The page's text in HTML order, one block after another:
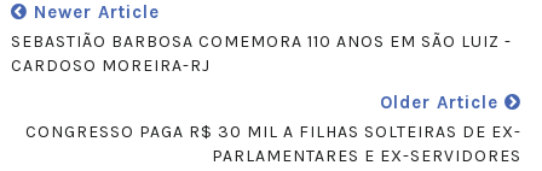
Newer Article
SEBASTIÃO BARBOSA COMEMORA 110 ANOS EM SÃO LUIZ -
CARDOSO MOREIRA-RJ
Older Article
CONGRESSO PAGA R$ 30 MIL A FILHAS SOLTEIRAS DE EX-
PARLAMENTARES E EX-SERVIDORES